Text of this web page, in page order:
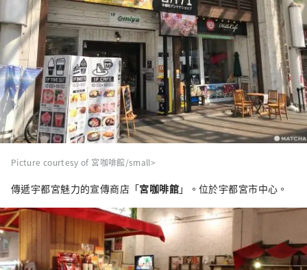
Picture courtesy of 宮咖啡館/small>
傳遞宇都宮魅力的宣傳商店「宮咖啡館」。位於宇都宮市中心。